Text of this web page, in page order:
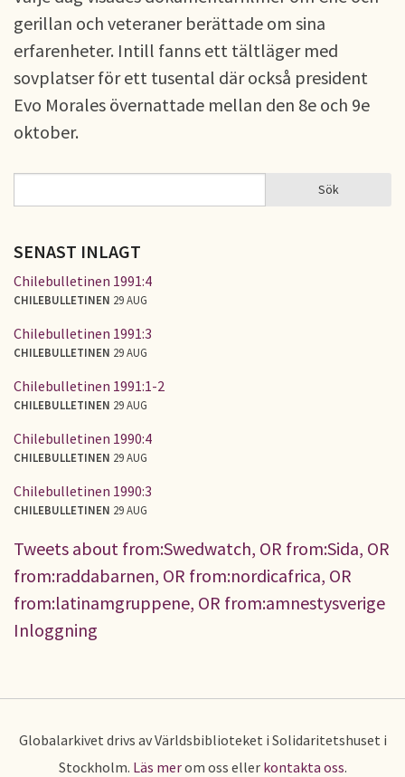
gerillan och veteraner berättade om sina
erfarenheter. Intill fanns ett tältläger med
sovplatser för ett tusental där också president
Evo Morales övernattade mellan den 8e och 9e
oktober.
SÖKFORMULÄR Sök
SENAST INLAGT
Chilebulletinen 1991:4
CHILEBULLETINEN 29 AUG
Chilebulletinen 1991:3
CHILEBULLETINEN 29 AUG
Chilebulletinen 1991:1-2
CHILEBULLETINEN 29 AUG
Chilebulletinen 1990:4
CHILEBULLETINEN 29 AUG
Chilebulletinen 1990:3
CHILEBULLETINEN 29 AUG
Tweets about from:Swedwatch, OR from:Sida, OR
from:raddabarnen, OR from:nordicafrica, OR
from:latinamgruppene, OR from:amnestysverige
Inloggning
Globalarkivet drivs av Världsbiblioteket i Solidaritetshuset i
Stockholm. Läs merom oss eller kontakta oss.